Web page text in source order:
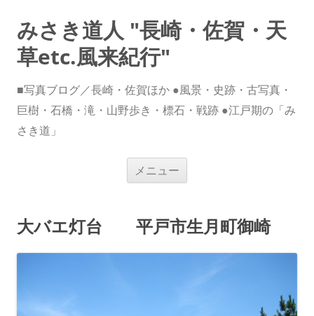
みさき道人 "長崎・佐賀・天
草etc.風来紀行"
■写真ブログ／長崎・佐賀ほか ●風景・史跡・古写真・
巨樹・石橋・滝・山野歩き・標石・戦跡 ●江戸期の「み
さき道」
メニュー
ス
キ
プ
大バエ灯台 平戸市生月町御崎